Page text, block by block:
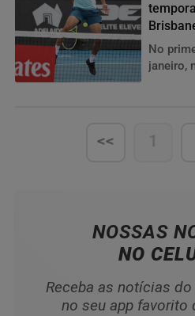
No
janeiro,
<< 1
NOSSAS
NO
Receba as notícias
no seu app favorito